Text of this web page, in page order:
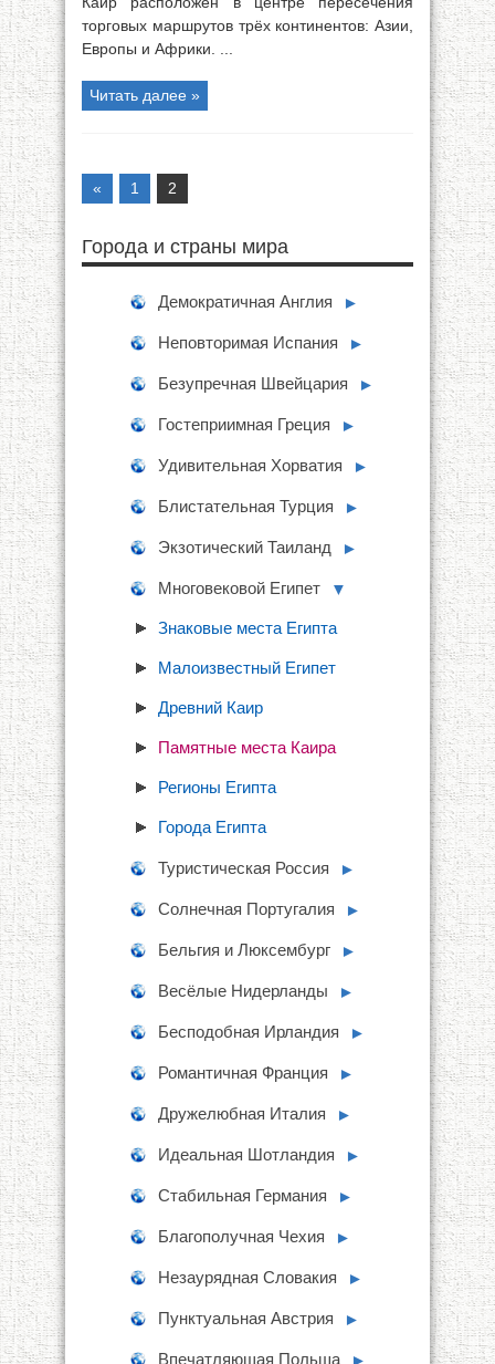
торговых маршрутов трёх континентов: Азии,
Европы и Африки. ...
Читать далее »
« 1 2
Города и страны мира
Демократичная Англия ►
Неповторимая Испания ►
Безупречная Швейцария ►
Гостеприимная Греция ►
Удивительная Хорватия ►
Блистательная Турция ►
Экзотический Таиланд ►
Многовековой Египет ▼
Знаковые места Египта
Малоизвестный Египет
Древний Каир
Памятные места Каира
Регионы Египта
Города Египта
Туристическая Россия ►
Солнечная Португалия ►
Бельгия и Люксембург ►
Весёлые Нидерланды ►
Бесподобная Ирландия ►
Романтичная Франция ►
Дружелюбная Италия ►
Идеальная Шотландия ►
Стабильная Германия ►
Благополучная Чехия ►
Незаурядная Словакия ►
Пунктуальная Австрия ►
Впечатляющая Польша ►